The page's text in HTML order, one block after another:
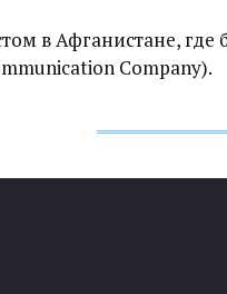
в Афганистане, где
Company).